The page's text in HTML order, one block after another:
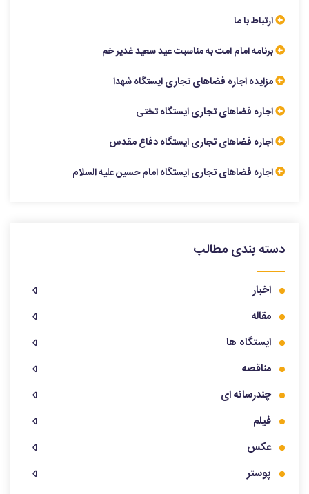
ارتباط با ما
برنامه امام امت به مناسبت عید سعید غدیر خم
مزایده اجاره فضاهای تجاری ایستگاه شهدا
اجاره فضاهای تجاری ایستگاه تختی
اجاره فضاهای تجاری ایستگاه دفاع مقدس
اجاره فضاهای تجاری ایستگاه امام حسین علیه السلام
دسته بندی مطالب
اخبار
مقاله
ایستگاه ها
مناقصه
چندرسانه ای
فیلم
عکس
پوستر